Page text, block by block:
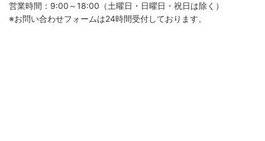
営業時間：9:00～18:00（土曜日・日曜日・祝日は除く）
※お問い合わせフォームは24時間受付しております。